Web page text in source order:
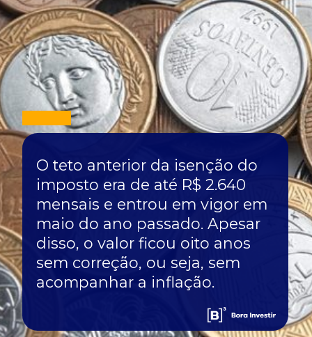
O teto anterior da isenção do
imposto era de até R$ 2.640
mensais e entrou em vigor em
maio do ano passado. Apesar
disso, o valor ficou oito anos
sem correção, ou seja, sem
acompanhar a inflação.